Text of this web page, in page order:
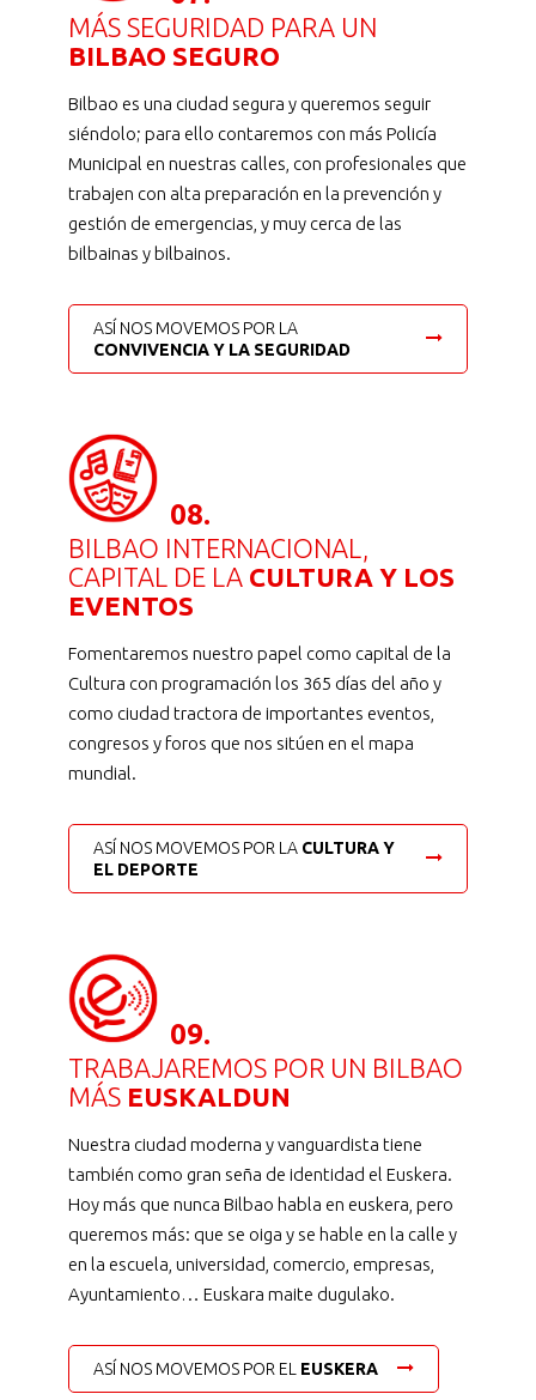
MÁS SEGURIDAD PARA UN
BILBAO SEGURO
Bilbao es una ciudad segura y queremos seguir
siéndolo; para ello contaremos con más Policía
Municipal en nuestras calles, con profesionales que
trabajen con alta preparación en la prevención y
gestión de emergencias, y muy cerca de las
bilbainas y bilbainos.
ASÍ NOS MOVEMOS POR LA
CONVIVENCIA Y LA SEGURIDAD
08.
BILBAO INTERNACIONAL,
CAPITAL DE LA CULTURA Y LOS
EVENTOS
Fomentaremos nuestro papel como capital de la
Cultura con programación los 365 días del año y
como ciudad tractora de importantes eventos,
congresos y foros que nos sitúen en el mapa
mundial.
ASÍ NOS MOVEMOS POR LA CULTURA Y
EL DEPORTE
09.
TRABAJAREMOS POR UN BILBAO
MÁS EUSKALDUN
Nuestra ciudad moderna y vanguardista tiene
también como gran seña de identidad el Euskera.
Hoy más que nunca Bilbao habla en euskera, pero
queremos más: que se oiga y se hable en la calle y
en la escuela, universidad, comercio, empresas,
Ayuntamiento… Euskara maite dugulako.
ASÍ NOS MOVEMOS POR EL EUSKERA